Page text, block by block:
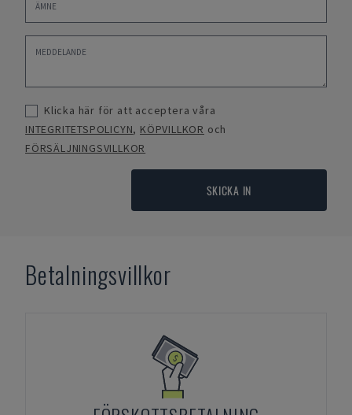
Klicka här för att acceptera våra
INTEGRITETSPOLICYN, KÖPVILLKOR och
FÖRSÄLJNINGSVILLKOR
SKICKA IN
Betalningsvillkor